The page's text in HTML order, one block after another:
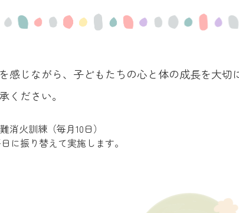
じながら、子どもたちの心と体の成長を大切
ださい。
消火訓練（毎月10日）
に振り替えて実施します。